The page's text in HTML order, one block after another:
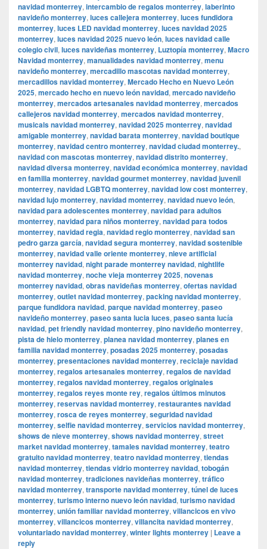
navidad monterrey, intercambio de regalos monterrey, laberinto
navideño monterrey, luces callejera monterrey, luces fundidora
monterrey, luces LED navidad monterrey, luces navidad 2025
monterrey, luces navidad 2025 nuevo león, luces navidad calle
colegio civil, luces navideñas monterrey, Luztopía monterrey, Macro
Navidad monterrey, manualidades navidad monterrey, menu
navideño monterrey, mercadillo mascotas navidad monterrey,
mercadillos navidad monterrey, Mercado Hecho en Nuevo León
2025, mercado hecho en nuevo león navidad, mercado navideño
monterrey, mercados artesanales navidad monterrey, mercados
callejeros navidad monterrey, mercados navidad monterrey,
musicals navidad monterrey, navidad 2025 monterrey, navidad
amigable monterrey, navidad barata monterrey, navidad boutique
monterrey, navidad centro monterrey, navidad ciudad monterrey.,
navidad con mascotas monterrey, navidad distrito monterrey,
navidad diversa monterrey, navidad económica monterrey, navidad
en familia monterrey, navidad gourmet monterrey, navidad juvenil
monterrey, navidad LGBTQ monterrey, navidad low cost monterrey,
navidad lujo monterrey, navidad monterrey, navidad nuevo león,
navidad para adolescentes monterrey, navidad para adultos
monterrey, navidad para niños monterrey, navidad para todos
monterrey, navidad regia, navidad regio monterrey, navidad san
pedro garza garcía, navidad segura monterrey, navidad sostenible
monterrey, navidad valle oriente monterrey, nieve artificial
monterrey navidad, night parade monterrey navidad, nightlife
navidad monterrey, noche vieja monterrey 2025, novenas
monterrey navidad, obras navideñas monterrey, ofertas navidad
monterrey, outlet navidad monterrey, packing navidad monterrey,
parque fundidora navidad, parque navidad monterrey, paseo
navideño monterrey, paseo santa lucia luces, paseo santa lucía
navidad, pet friendly navidad monterrey, pino navideño monterrey,
pista de hielo monterrey, planea navidad monterrey, planes en
familia navidad monterrey, posadas 2025 monterrey, posadas
monterrey, presentaciones navidad monterrey, reciclaje navidad
monterrey, regalos artesanales monterrey, regalos de navidad
monterrey, regalos navidad monterrey, regalos originales
monterrey, regalos reyes monte rey, regalos últimos minutos
monterrey, reservas navidad monterrey, restaurantes navidad
monterrey, rosca de reyes monterrey, seguridad navidad
monterrey, selfie navidad monterrey, servicios navidad monterrey,
shows de nieve monterrey, shows navidad monterrey, street
market navidad monterrey, tamales navidad monterrey, teatro
gratuito navidad monterrey, teatro navidad monterrey, tiendas
navidad monterrey, tiendas vidrio monterrey navidad, tobogán
navidad monterrey, tradiciones navideñas monterrey, tráfico
navidad monterrey, transporte navidad monterrey, túnel de luces
monterrey, turismo interno nuevo león navidad, turismo navidad
monterrey, unión familiar navidad monterrey, villancicos en vivo
monterrey, villancicos monterrey, villancita navidad monterrey,
voluntariado navidad monterrey, winter lights monterrey | Leave a
reply